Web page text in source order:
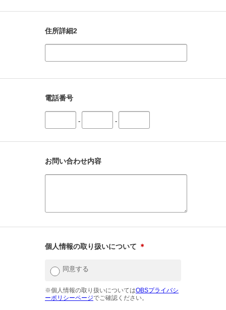
住所詳細2
電話番号
- -
お問い合わせ内容
個人情報の取り扱いについて ＊
同意する
※個人情報の取り扱いについてはOBSプライバシ
ーポリシーページでご確認ください。